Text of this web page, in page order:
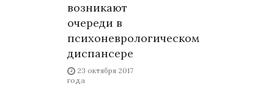
возникают
очереди в
психоневрологическом
диспансере
23 октября 2017
года